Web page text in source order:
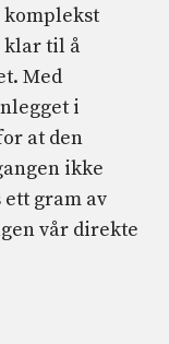
klar til å
Med
i
at den
ikke
ett gram av
vår direkte